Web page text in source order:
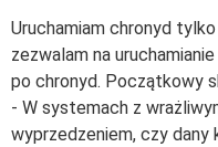
Uruchamiam chronyd
zezwalam na
po chronyd. Początkowy
- W systemach z
wyprzedzeniem, czy